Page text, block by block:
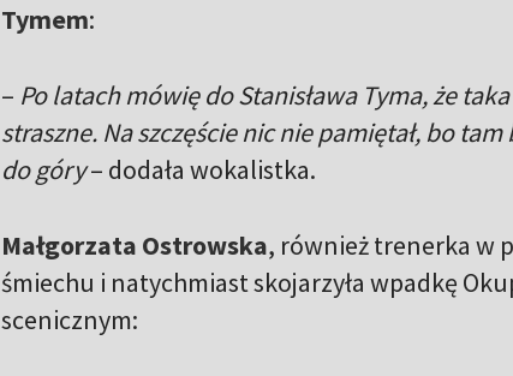
Tymem:
– Po latach mówię do Stanisława Tyma, że
straszne. Na szczęście nic nie pamiętał, bo
do góry– dodała wokalistka.
Małgorzata Ostrowska, również trenerka w
śmiechu i natychmiast skojarzyła wpadkę
scenicznym: